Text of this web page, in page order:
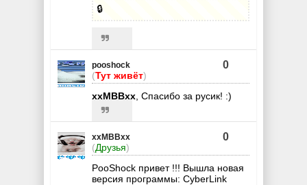
🔒
pooshock
(Тут живёт)
0
xxMBBxx , Спасибо за русик! :)
xxMBBxx
(Друзья)
0
PooShock привет !!! Вышла новая
версия программы: CyberLink